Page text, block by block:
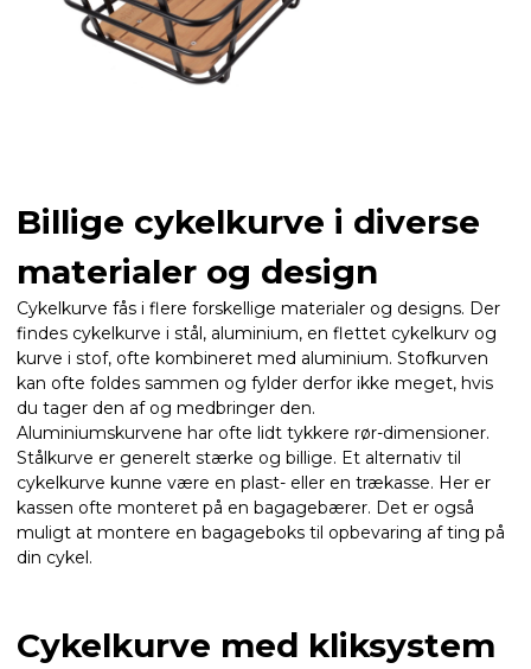
Billige cykelkurve i diverse
materialer og design
Cykelkurve fås i flere forskellige materialer og designs. Der
findes cykelkurve i stål, aluminium, en flettet cykelkurv og
kurve i stof, ofte kombineret med aluminium. Stofkurven
kan ofte foldes sammen og fylder derfor ikke meget, hvis
du tager den af og medbringer den.
Aluminiumskurvene har ofte lidt tykkere rør-dimensioner.
Stålkurve er generelt stærke og billige. Et alternativ til
cykelkurve kunne være en plast- eller en trækasse. Her er
kassen ofte monteret på en bagagebærer. Det er også
muligt at montere en bagageboks til opbevaring af ting på
din cykel.
Cykelkurve med kliksystem